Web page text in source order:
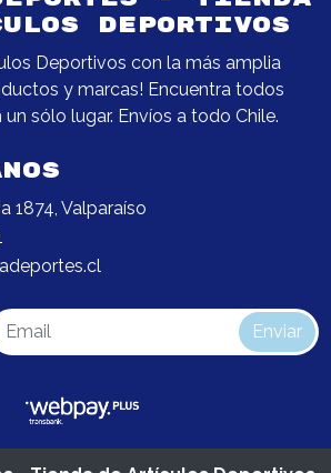
DEPORTIVOS
Deportivos con la más amplia
y marcas! Encuentra todos
sólo lugar. Envíos a todo Chile.
1874, Valparaíso
Enviar